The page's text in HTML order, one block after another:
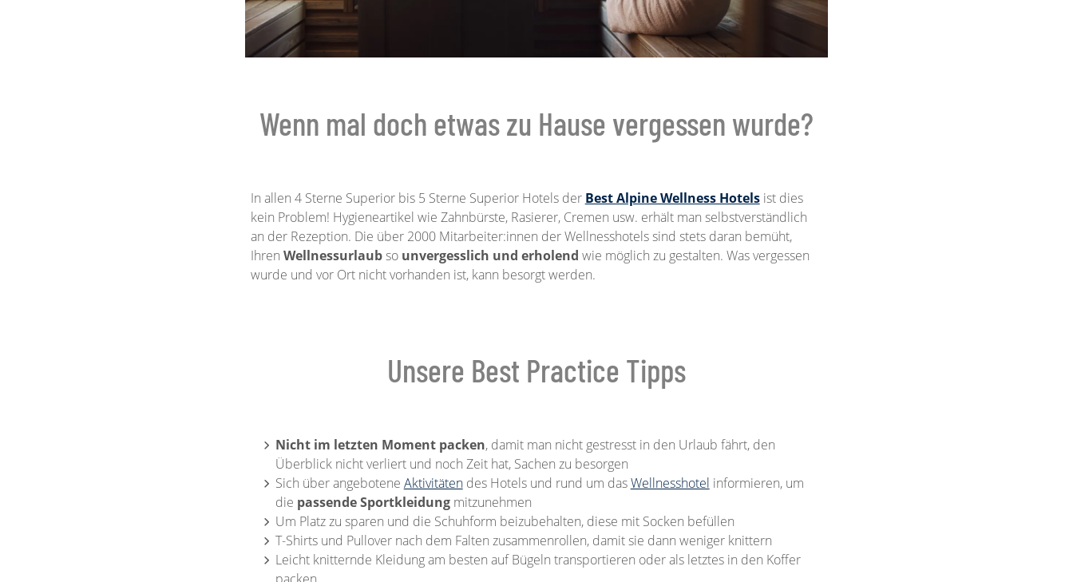
Wenn mal doch etwas zu Hause vergessen wurde?
In allen 4 Sterne Superior bis 5 Sterne Superior Hotels der Best Alpine Wellness Hotelsist dies
kein Problem! Hygieneartikel wie Zahnbürste, Rasierer, Cremen usw. erhält man selbstverständlich
an der Rezeption. Die über 2000 Mitarbeiter:innen der Wellnesshotels sind stets daran bemüht,
Ihren Wellnessurlaubso unvergesslich und erholend wie möglich zu gestalten. Was vergessen
wurde und vor Ort nicht vorhanden ist, kann besorgt werden.
Unsere Best Practice Tipps
Nicht im letzten Moment packen, damit man nicht gestresst in den Urlaub fährt, den
Überblick nicht verliert und noch Zeit hat, Sachen zu besorgen
Sich über angebotene Aktivitätendes Hotels und rund um dasWellnesshotel informieren, um
die passende Sportkleidungmitzunehmen
Um Platz zu sparen und die Schuhform beizubehalten, diese mit Socken befüllen
T-Shirts und Pullover nach dem Falten zusammenrollen, damit sie dann weniger knittern
Leicht knitternde Kleidung am besten auf Bügeln transportieren oder als letztes in den Koffer